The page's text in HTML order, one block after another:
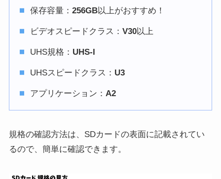
保存容量：256GB以上がおすすめ！
ビデオスピードクラス：V30以上
UHS規格： UHS-I
UHSスピードクラス： U3
アプリケーション：A2
規格の確認方法は、SDカードの表面に記載されてい
るので、簡単に確認できます。